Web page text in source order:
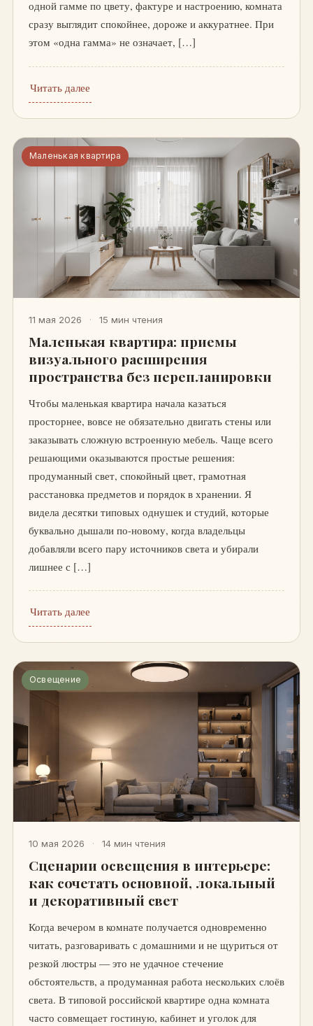
одной гамме по цвету, фактуре и настроению, комната
сразу выглядит спокойнее, дороже и аккуратнее. При
этом «одна гамма» не означает, […]
Читать далее
Маленькая квартира
11 мая 2026 · 15 мин чтения
Маленькая квартира: приемы
визуального расширения
пространства без перепланировки
Чтобы маленькая квартира начала казаться
просторнее, вовсе не обязательно двигать стены или
заказывать сложную встроенную мебель. Чаще всего
решающими оказываются простые решения:
продуманный свет, спокойный цвет, грамотная
расстановка предметов и порядок в хранении. Я
видела десятки типовых однушек и студий, которые
буквально дышали по-новому, когда владельцы
добавляли всего пару источников света и убирали
лишнее с […]
Читать далее
Освещение
10 мая 2026 · 14 мин чтения
Сценарии освещения в интерьере:
как сочетать основной, локальный
и декоративный свет
Когда вечером в комнате получается одновременно
читать, разговаривать с домашними и не щуриться от
резкой люстры — это не удачное стечение
обстоятельств, а продуманная работа нескольких слоёв
света. В типовой российской квартире одна комната
часто совмещает гостиную, кабинет и уголок для